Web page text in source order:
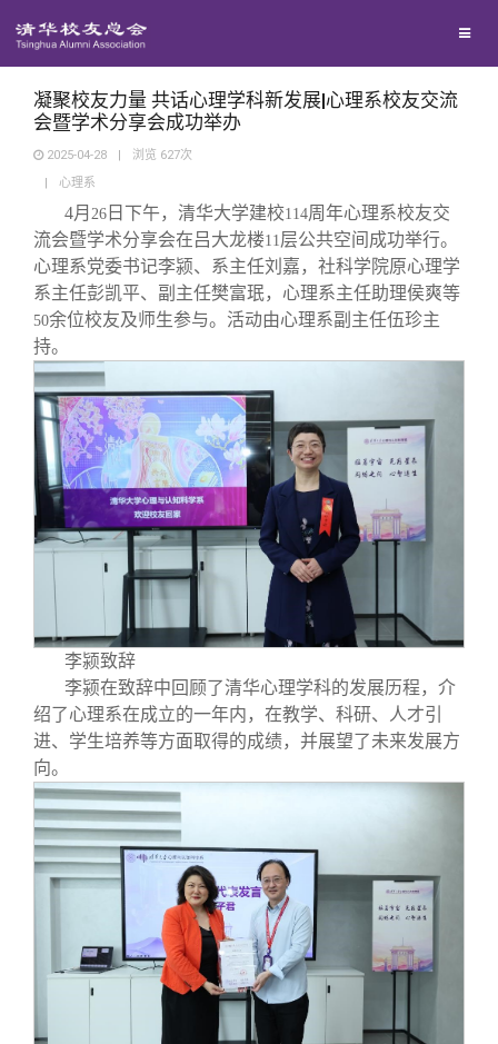
地区联络
年级联络
院系校友工作
专业委员会
西南联大校友会
回馈母校
捐赠项目
捐赠新闻
捐赠纪事
义工计划
媒体平台
《清华校友通讯》
《水木清华》
新媒体平台
百年清华
清华人物
青春风采
校友文苑
校友讲坛
校友视界
校友服务
信息化服务
三创大赛
实用信息
校友总会
总会简介
会长致辞
总会章程
理事会名单
制度法规
关闭
凝聚校友力量 共话心理学科新发展|心理系校友交流
会暨学术分享会成功举办
2025-04-28 | 浏览 627次
|
心理系
4月 26 日下午，清华大学建校114周年心理系校友交
流会暨学术分享会在吕大龙楼11层公共空间成功举行。
心理系党委书记李颍、系主任刘嘉，社科学院原心理学
系主任彭凯平、副主任樊富珉，心理系主任助理侯爽等
50余位校友及师生参与。活动由心理系副主任伍珍主
持。
李颍致辞
李颍在致辞中回顾了清华心理学科的发展历程，介
绍了心理系在成立的一年内，在教学、科研、人才引
进、学生培养等方面取得的成绩，并展望了未来发展方
向。